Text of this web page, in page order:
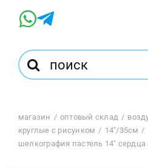
Результат
поиска:
Магазин
магазин оптовый склад
круглые с рисунком
14"/35см
шелкография пастель 14″